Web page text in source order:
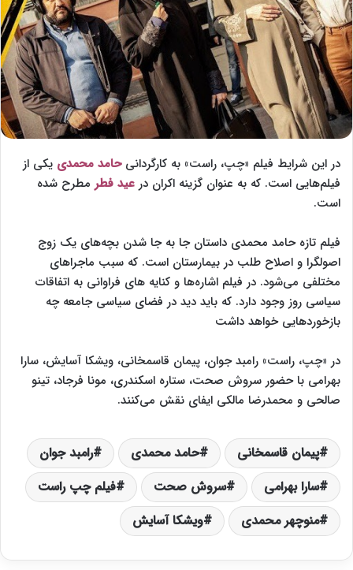
X ی
ل
در این شرایط فیلم «چپ، راست» به کارگردانیحامد محمدی یکی از
فیلم‌هایی است. که به عنوان گزینه اکران در عید فطر مطرح شده
است.
فیلم تازه حامد محمدی داستان جا به جا شدن بچه‌های یک زوج
اصولگرا و اصلاح طلب در بیمارستان است. که سبب ماجراهای
مختلفی می‌شود. در فیلم اشاره‌ها و کنایه های فراوانی به اتفاقات
سیاسی روز وجود دارد. که باید دید در فضای سیاسی جامعه چه
بازخوردهایی خواهد داشت
در «چپ، راست» رامبد جوان، پیمان قاسمخانی، ویشکا آسایش، سارا
بهرامی با حضور سروش صحت، ستاره اسکندری، مونا فرجاد، تینو
صالحی و محمدرضا مالکی ایفای نقش می‌کنند.
پیمان قاسمخانی حامد محمدی
رامبد جوان
سارا بهرامی
سروش صحت
فیلم چپ راست
منوچهر محمدی
ویشکا آسایش